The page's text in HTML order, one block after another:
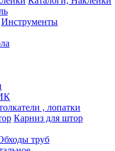
Инструменты
, лопатки
Карниз для штор
труб